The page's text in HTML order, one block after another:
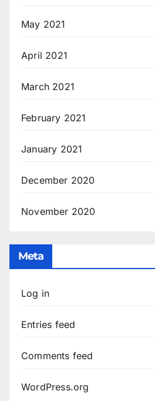
May 2021
April 2021
March 2021
February 2021
January 2021
December 2020
November 2020
Meta
Log in
Entries feed
Comments feed
WordPress.org